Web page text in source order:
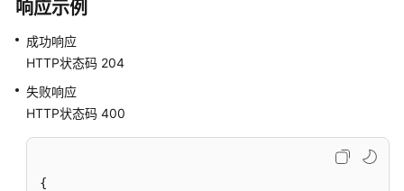
据
目
录
数
据
响应示例
成功响应
HTTP状态码 204
失败响应
HTTP状态码 400
{